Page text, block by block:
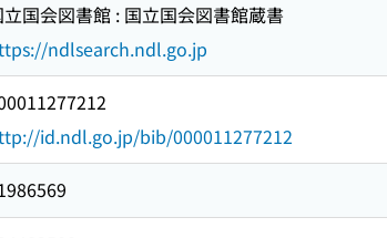
立国会図書館 : 国立国会図書館蔵書
ndlsearch.ndl.go.jp
id.ndl.go.jp/bib/000011277212